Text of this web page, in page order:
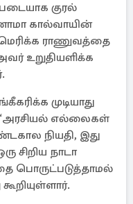
குரல்
கால்வாயின்
ராணுவத்தை
உறுதியளிக்க
முடியாது
எல்லைகள்
நியதி, இது
சிறிய நாடா
பொருட்படுத்தாமல்